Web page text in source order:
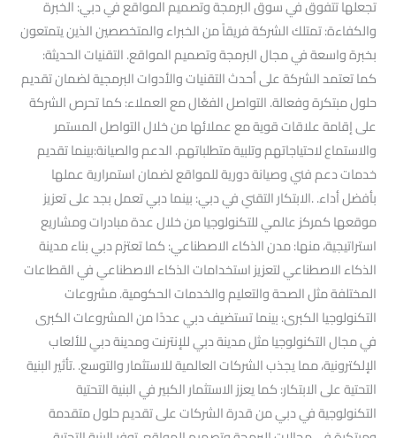
تجعلها تتفوق في سوق البرمجة وتصميم المواقع في دبي: الخبرة
والكفاءة: تمتلك الشركة فريقاً من الخبراء والمتخصصين الذين يتمتعون
بخبرة واسعة في مجال البرمجة وتصميم المواقع. التقنيات الحديثة:
كما تعتمد الشركة على أحدث التقنيات والأدوات البرمجية لضمان تقديم
حلول مبتكرة وفعالة. التواصل الفعّال مع العملاء: كما تحرص الشركة
على إقامة علاقات قوية مع عملائها من خلال التواصل المستمر
والاستماع لاحتياجاتهم وتلبية متطلباتهم. الدعم والصيانة:بينما تقديم
خدمات دعم فني وصيانة دورية للمواقع لضمان استمرارية عملها
بأفضل أداء. .الابتكار التقني في دبي: بينما دبي تعمل بجد على تعزيز
موقعها كمركز عالمي للتكنولوجيا من خلال عدة مبادرات ومشاريع
استراتيجية، منها: مدن الذكاء الاصطناعي: كما تعتزم دبي بناء مدينة
الذكاء الاصطناعي لتعزيز استخدامات الذكاء الاصطناعي في القطاعات
المختلفة مثل الصحة والتعليم والخدمات الحكومية. مشروعات
التكنولوجيا الكبرى: بينما تستضيف دبي عددًا من المشروعات الكبرى
في مجال التكنولوجيا مثل مدينة دبي للإنترنت ومدينة دبي للألعاب
الإلكترونية، مما يجذب الشركات العالمية للاستثمار والتوسع. .تأثير البنية
التحتية على الابتكار: كما يعزز الاستثمار الكبير في البنية التحتية
التكنولوجية في دبي من قدرة الشركات على تقديم حلول متقدمة